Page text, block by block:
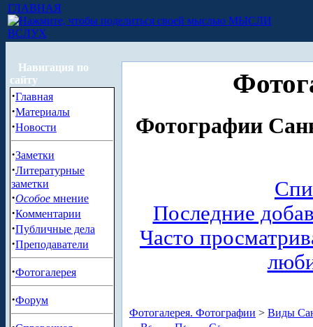
ГЛАВНАЯ
МЫСЛИ
ВСЛУХ
Навигация по
сайту
·Главная
·Материалы
·Новости
·Заметки
·Литературные
заметки
·Особое мнение
·Комментарии
·Публичные дела
·Преподаватели
·Фотогалерея
·Форум
Фотографии
Последние
Часто
Фотогалерея. Фотографии > Виды